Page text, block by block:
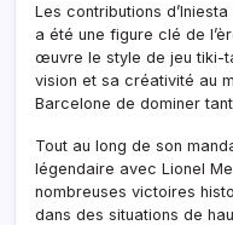
Les contributions
a été une figure clé de
œuvre le style de jeu tiki-
vision et sa créativité au
Barcelone de dominer
Tout au long de son
légendaire avec Lionel
nombreuses victoires
dans des situations de